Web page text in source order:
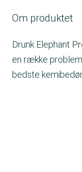
Om produktet
Drunk Elephant
en række
bedste